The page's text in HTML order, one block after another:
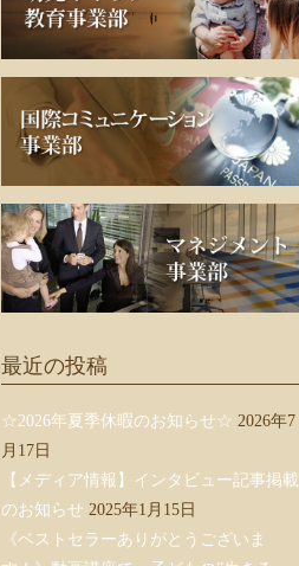
最近の投稿
☆2026年夏季休暇のお知らせ☆ 2026年7
月17日
【メディア情報】インタビュー記事掲載
のお知らせ 2025年1月15日
《ベストセラーありがとうございま